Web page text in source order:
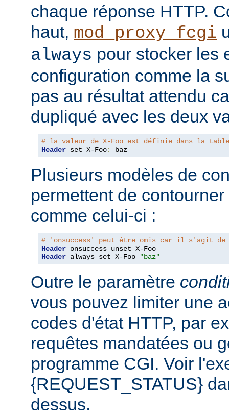
chaque réponse HTTP.
haut, mod_proxy_fcgi
always pour stocker les
configuration comme la
pas au résultat attendu
dupliqué avec les deux
# la valeur de X-Foo est définie dans la
Header set X-Foo: baz
Plusieurs modèles de
permettent de
comme celui-ci :
# 'onsuccess' peut être omis car il s'agit de
Header
Header always set X-Foo "baz"
Outre le paramètre
vous pouvez limiter une
codes d'état HTTP, par
requêtes mandatées ou
programme CGI. Voir
{REQUEST_STATUS}
dessus.